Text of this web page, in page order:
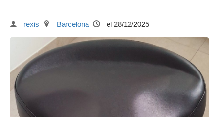
rexis Barcelona el 28/12/2025